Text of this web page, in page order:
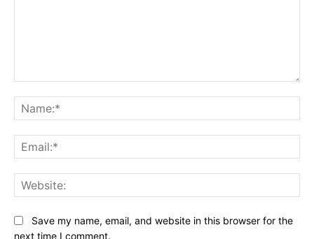
Save my name, email, and website in this browser for the
next time I comment.